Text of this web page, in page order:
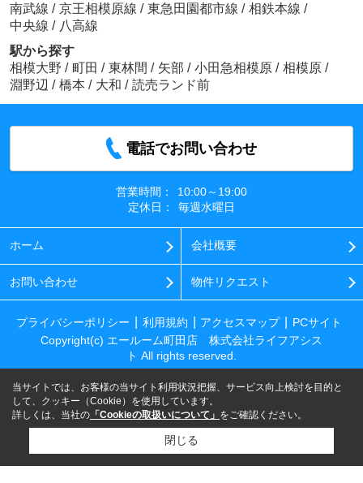
南武線 / 京王相模原線 / 東急田園都市線 / 相鉄本線 /
中央線 / 八高線
駅から探す
相模大野 / 町田 / 東林間 / 矢部 / 小田急相模原 / 相模原 /
淵野辺 / 橋本 / 大和 / 読売ランド前
電話でお問い合わせ
営業時間：
10:00～19:00
定休日：
毎週水曜日
ホーム 会社概要
お問い合わせ 物件リクエスト
プライバシーポリシー 利用規約 アクセスマップ
PCサイト
Copyright(c) エールーム町田店 株式会社ライフアシス
ト All rights reserved.
当サイトでは、お客様の当サイト利用状況把握、サービス向上検討を目的と
して、クッキー（Cookie）を使用しています。
詳しくは、当社の 「Cookieの取扱いについて」 をご確認ください。
閉じる